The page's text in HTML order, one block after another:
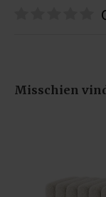
may combine it
Misschien